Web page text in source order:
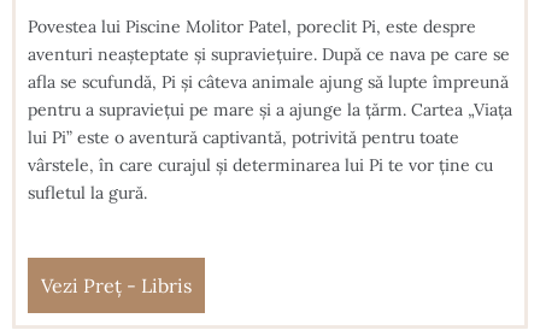
Povestea lui Piscine Molitor Patel, poreclit Pi, este despre
aventuri neașteptate și supraviețuire. După ce nava pe care se
afla se scufundă, Pi și câteva animale ajung să lupte împreună
pentru a supraviețui pe mare și a ajunge la țărm. Cartea „Viața
lui Pi” este o aventură captivantă, potrivită pentru toate
vârstele, în care curajul și determinarea lui Pi te vor ține cu
sufletul la gură.
Vezi Preț - Libris